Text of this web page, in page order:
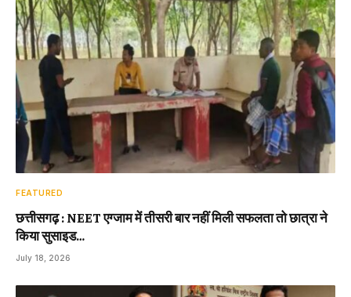
FEATURED
छत्तीसगढ़ : NEET एग्जाम में तीसरी बार नहीं मिली सफलता तो छात्रा ने
किया सुसाइड…
July 18, 2026